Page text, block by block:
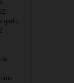
gadu